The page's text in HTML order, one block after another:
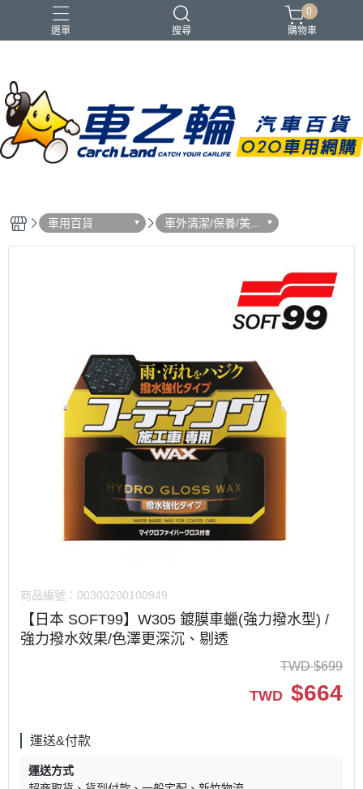
選單 搜尋
0
購物車
車用百貨
車外清潔/保養/美
容/ 用品
商品編號： 00300200100949
【日本 SOFT99】W305 鍍膜車蠟(強力撥水型) /
強力撥水效果/色澤更深沉、剔透
TWD $699
TWD $664
運送&付款
運送方式